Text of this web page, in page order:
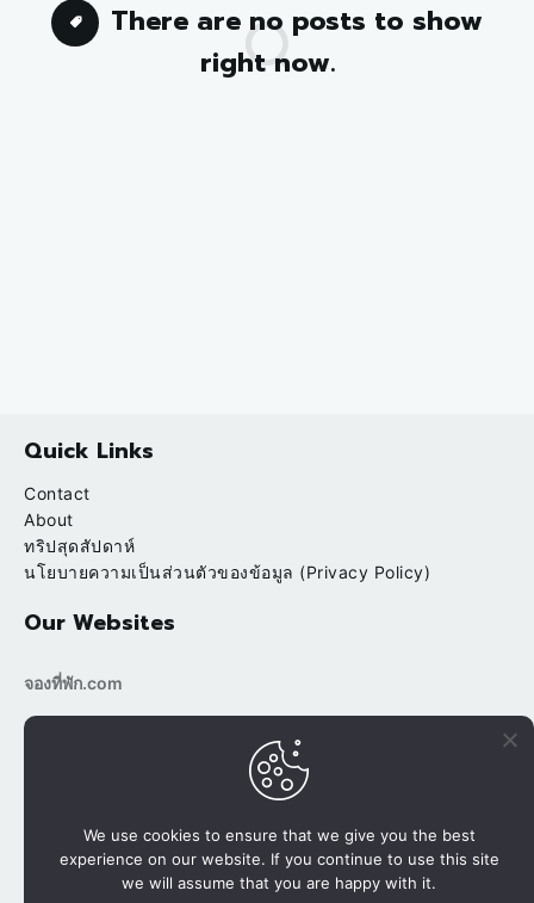
There are no posts to show
right now.
Quick Links
Contact
About
ทริปสุดสัปดาห์
นโยบายความเป็นส่วนตัวของข้อมูล (Privacy Policy)
Our Websites
จองที่พัก.com
bookingtripp.com
นาขั้นบันได ปางมะโอ นาเลยคี เชียงใหม่
We use cookies to ensure that we give you the best
experience on our website. If you continue to use this site
we will assume that you are happy with it.